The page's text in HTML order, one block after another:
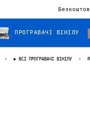
ПРОГРАВАЧІ ВІНІЛУ
› ▶ ВСІ ПРОГРАВАЧІ ВІНІЛУ ›